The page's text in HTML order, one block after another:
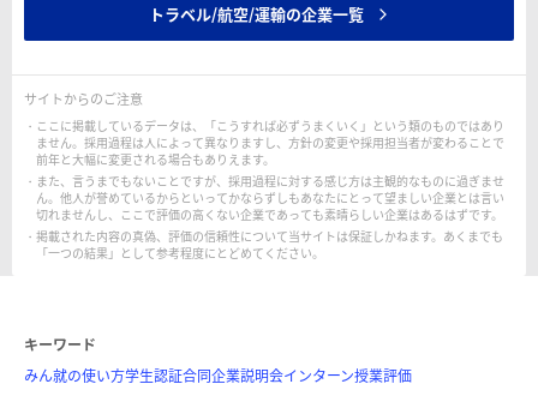
トラベル/航空/運輸の企業一覧
サイトからのご注意
ここに掲載しているデータは、「こうすれば必ずうまくいく」という類のものではあり
ません。採用過程は人によって異なりますし、方針の変更や採用担当者が変わることで
前年と大幅に変更される場合もありえます。
また、言うまでもないことですが、採用過程に対する感じ方は主観的なものに過ぎませ
ん。他人が誉めているからといってかならずしもあなたにとって望ましい企業とは言い
切れませんし、ここで評価の高くない企業であっても素晴らしい企業はあるはずです。
掲載された内容の真偽、評価の信頼性について当サイトは保証しかねます。あくまでも
「一つの結果」として参考程度にとどめてください。
キーワード
みん就の使い方学生認証合同企業説明会インターン授業評価